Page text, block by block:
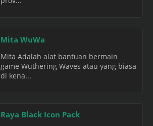
Mita WuWa
Mita Adalah alat bantuan bermain
game Wuthering Waves atau yang biasa
di kena...
Raya Black Icon Pack